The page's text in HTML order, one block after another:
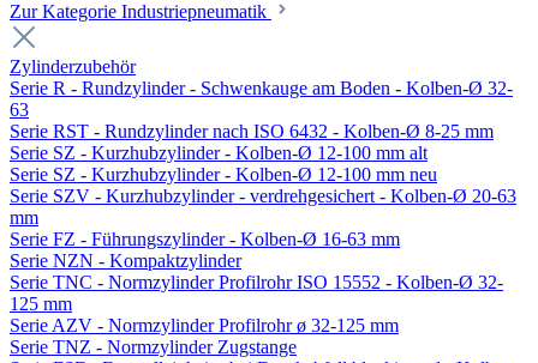
Zur Kategorie Industriepneumatik
Zylinderzubehör
Serie R - Rundzylinder - Schwenkauge am Boden - Kolben-Ø 32-
63
Serie RST - Rundzylinder nach ISO 6432 - Kolben-Ø 8-25 mm
Serie SZ - Kurzhubzylinder - Kolben-Ø 12-100 mm alt
Serie SZ - Kurzhubzylinder - Kolben-Ø 12-100 mm neu
Serie SZV - Kurzhubzylinder - verdrehgesichert - Kolben-Ø 20-63
mm
Serie FZ - Führungszylinder - Kolben-Ø 16-63 mm
Serie NZN - Kompaktzylinder
Serie TNC - Normzylinder Profilrohr ISO 15552 - Kolben-Ø 32-
125 mm
Serie AZV - Normzylinder Profilrohr ø 32-125 mm
Serie TNZ - Normzylinder Zugstange